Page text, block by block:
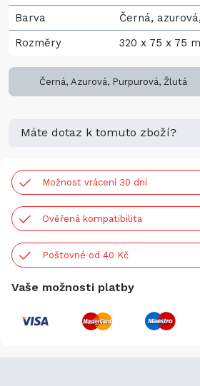
Barva
Černá,
Rozměry
320 x 75 x 75
Černá, Azurová, Purpurová, Žlutá
Máte dotaz k tomuto zboží?
Možnost vrácení 30 dní
Ověřená kompatibilita
Poštovné od 40 Kč
Vaše možnosti platby